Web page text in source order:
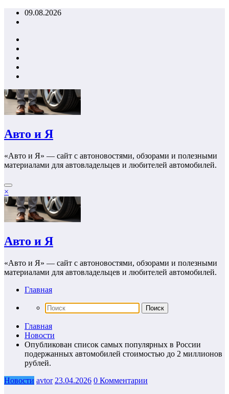
Перейти09.08.2026
Авто и Я
«Авто и Я» — сайт с автоновостями, обзорами и полезными
материалами для автовладельцев и любителей автомобилей.
×
Авто и Я
«Авто и Я» — сайт с автоновостями, обзорами и полезными
материалами для автовладельцев и любителей автомобилей.
Главная
Главная
Новости
Опубликован список самых популярных в России
подержанных автомобилей стоимостью до 2 миллионов
рублей.
Новости avtor 23.04.2026 0 Комментарии